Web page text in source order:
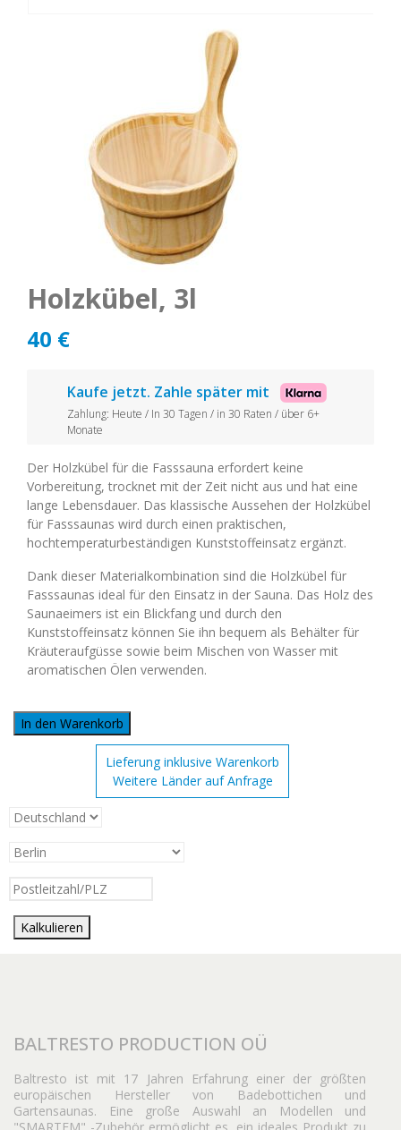
Holzkübel, 3l
40 €
Kaufe jetzt. Zahle später mit
Zahlung: Heute / In 30 Tagen / in 30 Raten / über 6+
Monate
Der Holzkübel für die Fasssauna erfordert keine
Vorbereitung, trocknet mit der Zeit nicht aus und hat eine
lange Lebensdauer. Das klassische Aussehen der Holzkübel
für Fasssaunas wird durch einen praktischen,
hochtemperaturbeständigen Kunststoffeinsatz ergänzt.
Dank dieser Materialkombination sind die Holzkübel für
Fasssaunas ideal für den Einsatz in der Sauna. Das Holz des
Saunaeimers ist ein Blickfang und durch den
Kunststoffeinsatz können Sie ihn bequem als Behälter für
Kräuteraufgüsse sowie beim Mischen von Wasser mit
aromatischen Ölen verwenden.
In den Warenkorb
Lieferung inklusive Warenkorb
Weitere Länder auf Anfrage
Kalkulieren
BALTRESTO PRODUCTION OÜ
Baltresto ist mit 17 Jahren Erfahrung einer der größten
europäischen Hersteller von Badebottichen und
Gartensaunas. Eine große Auswahl an Modellen und